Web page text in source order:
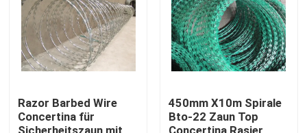
Razor Barbed Wire
Concertina für
450mm X10m Spirale
Bto-22 Zaun Top